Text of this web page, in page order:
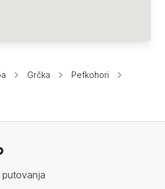
Grčka
Pefkohori
putovanja